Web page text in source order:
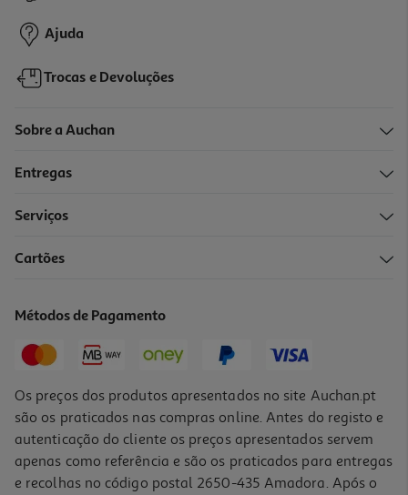
Ajuda
Trocas e Devoluções
Sobre a Auchan
Entregas
Serviços
Cartões
Métodos de Pagamento
Os preços dos produtos apresentados no site Auchan.pt
são os praticados nas compras online. Antes do registo e
autenticação do cliente os preços apresentados servem
apenas como referência e são os praticados para entregas
e recolhas no código postal 2650-435 Amadora. Após o